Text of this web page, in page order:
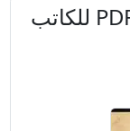
كتاب رسائل الشيخ الرئيس PDF للكاتب